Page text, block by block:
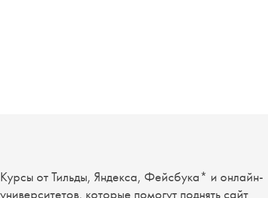
Курсы от Тильды, Яндекса, Фейсбука* и онлайн-
университетов, которые помогут поднять сайт